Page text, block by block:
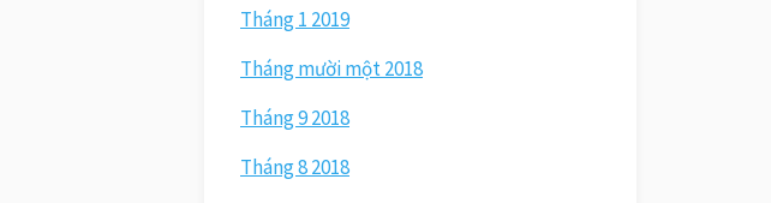
Tháng 1 2019
Tháng mười một 2018
Tháng 9 2018
Tháng 8 2018